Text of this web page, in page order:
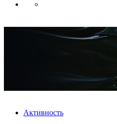
Активность